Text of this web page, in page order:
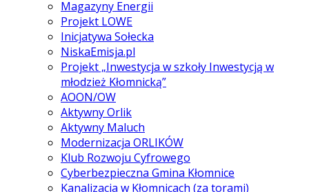
Magazyny Energii
Projekt LOWE
Inicjatywa Sołecka
NiskaEmisja.pl
Projekt „Inwestycja w szkoły Inwestycją w
młodzież Kłomnicką”
AOON/OW
Aktywny Orlik
Aktywny Maluch
Modernizacja ORLIKÓW
Klub Rozwoju Cyfrowego
Cyberbezpieczna Gmina Kłomnice
Kanalizacja w Kłomnicach (za torami)